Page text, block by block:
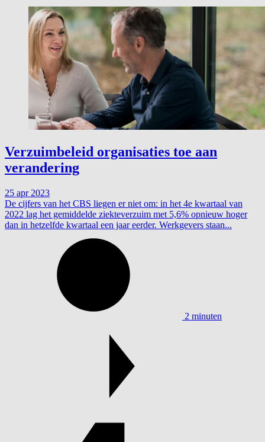
Verzuimbeleid organisaties toe aan
verandering
25 apr 2023
De cijfers van het CBS liegen er niet om: in het 4e kwartaal van
2022 lag het gemiddelde ziekteverzuim met 5,6% opnieuw hoger
dan in hetzelfde kwartaal een jaar eerder. Werkgevers staan...
2 minuten